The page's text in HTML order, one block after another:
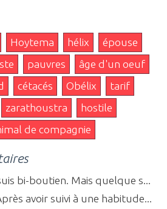
Hoytema hélix
épouse
pauvres
âge d'un oeuf
cétacés Obélix
tarif
zarathoustra
hostile
de compagnie
bi-boutien. Mais quelque s...
avoir suivi à une habitude...